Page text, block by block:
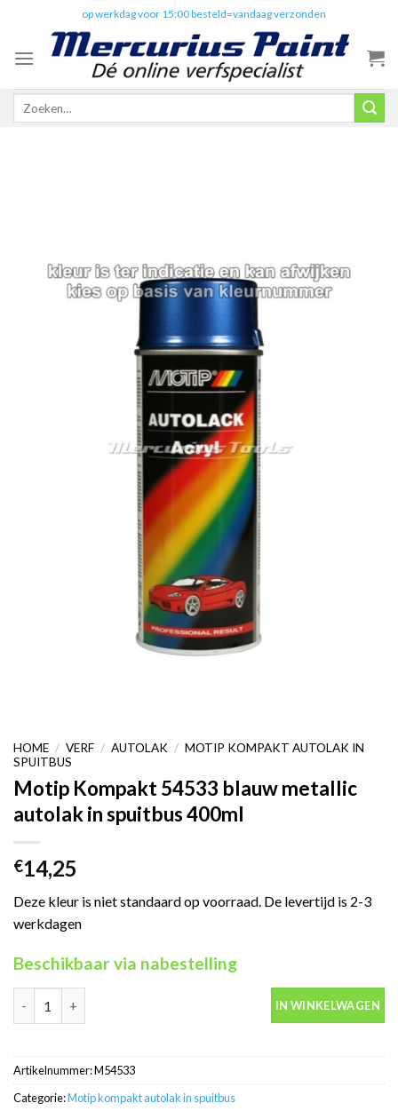
content
op werkdag voor 15:00 besteld=vandaag verzonden
Zoeken
HOME / VERF / AUTOLAK / MOTIP KOMPAKT AUTOLAK IN
SPUITBUS
Motip Kompakt 54533 blauw metallic
autolak in spuitbus 400ml
€14,25
Deze kleur is niet standaard op voorraad. De levertijd is 2-3
werkdagen
Beschikbaar via nabestelling
Motip Kompakt 54533 blauw metallic autolak in spuitbus 400ml
IN WINKELWAGEN
Artikelnummer:M54533
Categorie:Motip kompakt autolak in spuitbus